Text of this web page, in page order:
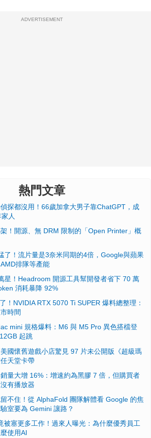
ADVERTISEMENT
熱門文章
探都沒用！66歲加拿大男子靠ChatGPT，成
人
！開源、無 DRM 限制的「Open Printer」概
了！流片量是3奈米同期的4倍，Google與蘋果
排隊等產能
星！Headroom 開源工具幫開發者省下 70 萬
消耗暴降 92%
！NVIDIA RTX 5070 Ti SUPER 爆料總整理：
時間
mini 規格爆料：M6 與 M5 Pro 異色搭檔登
起跳
國懷舊遊戲小店驚見 97 片未公開版《超級瑪
天堂卡帶
量大增 16%：增速約為黑膠 7 倍，但購買者
有播放器
不住！從 AlphaFold 團隊解體看 Google 的焦
室要為 Gemini 讓路？
被塞更多工作！過來人曝光：為什麼優秀員工
使用AI